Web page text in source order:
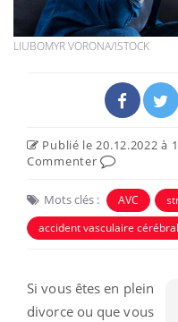
LIUBOMYR VORONA/ISTOCK
Publié le 20.12.2022 à
Commenter
Mots clés : AVC
accident vasculaire cérébral
Si vous êtes en plein
divorce ou que vous